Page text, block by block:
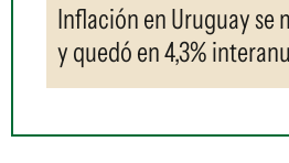
Inflación en Uruguay se
y quedó en 4,3%